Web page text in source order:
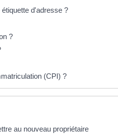
d'adresse ?
?
(CPI) ?
au nouveau propriétaire